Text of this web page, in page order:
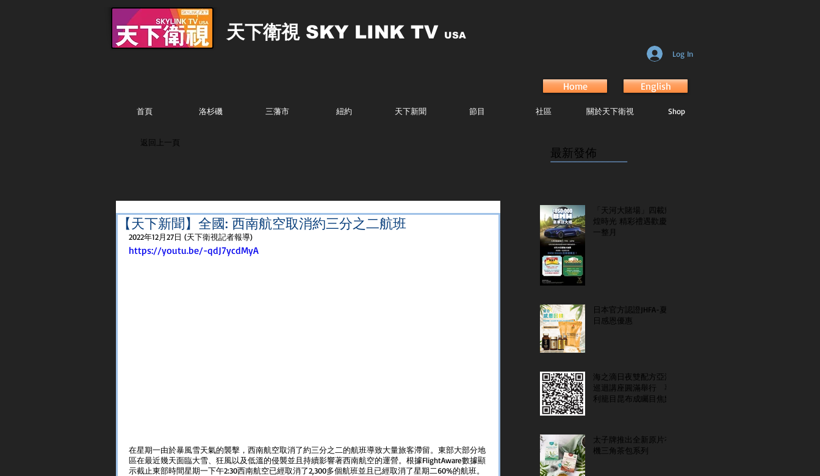
天下衛視SKY LINK TV USA
Log In
Home English
首頁 洛杉磯 三藩市 紐約 天下新聞 節目 社區 關於天下衛視 Shop
返回上一頁
【天下新聞】全國: 西南航空取消約三分之二航班
2022年12月27日 (天下衛視記者報導)
https://youtu.be/-qdJ7ycdMyA
在星期一由於暴風雪天氣的襲擊，西南航空取消了約三分之二的航班導致大量旅客滯留。東部大部分地
區在最近幾天面臨大雪、狂風以及低溫的侵襲並且持續影響著西南航空的運營。根據FlightAware數據顯
示截止東部時間星期一下午2:30西南航空已經取消了2,300多個航班並且已經取消了星期二60%的航班。
最新發佈
...............................................................
「天河大賭場」四載輝
煌時光 精彩禮遇歡慶
一整月
日本官方認證JHFA-夏
日感恩優惠
海之滴日夜雙配方亞洲
巡迴講座圓滿舉行 專
利籠目昆布成矚目焦點
太子牌推出全新原片有
機三角茶包系列